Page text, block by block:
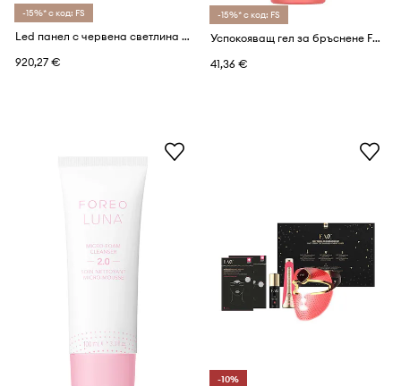
-15%* с код: FS
Led панел с червена светлина за процедури за лице и тяло FOREO FAQ Dual LED Panel
920,27 €
-15%* с код: FS
Успокояващ гел за бръснене FOREO PEACH Cooling Prep Gel 100ml
41,36 €
-10%